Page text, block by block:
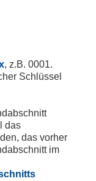
, z.B. 0001.
Schlüssel
das
das vorher
im